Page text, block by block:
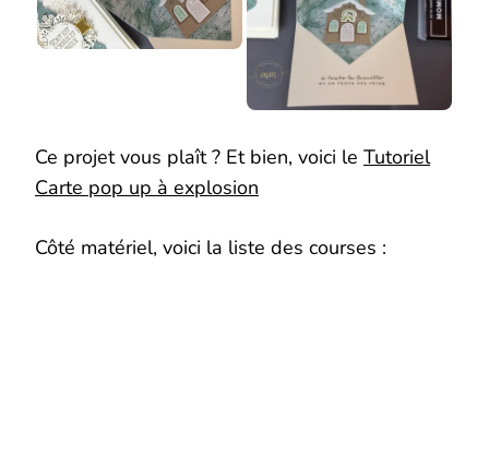
Ce projet vous plaît ? Et bien, voici le Tutoriel
Carte pop up à explosion
Côté matériel, voici la liste des courses :